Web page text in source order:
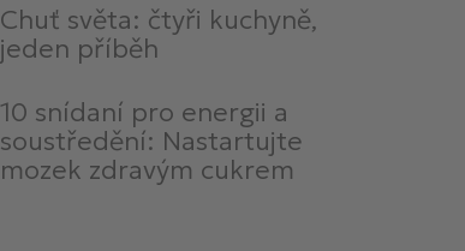
Chuť světa: čtyři kuchyně,
jeden příběh
10 snídaní pro energii a
soustředění: Nastartujte
mozek zdravým cukrem